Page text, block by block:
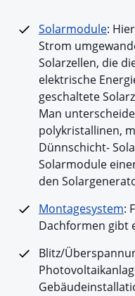
Solarmodule:
Strom
Solarzellen, die
elektrische
geschaltete
Man
polykristallinen,
Dünnschicht-
Solarmodule
den
Montagesystem:
Dachformen gibt
Blitz/